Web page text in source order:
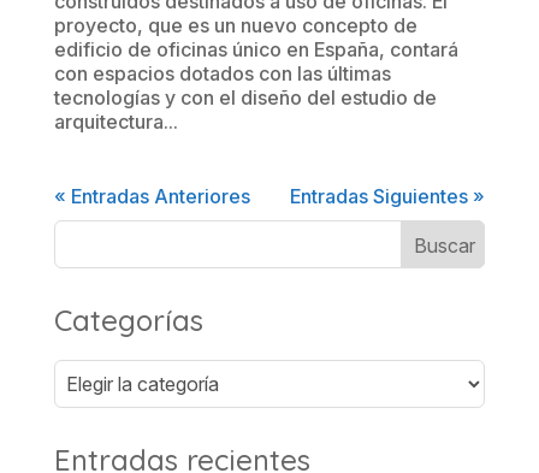
proyecto, que es un nuevo concepto de
edificio de oficinas único en España, contará
con espacios dotados con las últimas
tecnologías y con el diseño del estudio de
arquitectura...
« Entradas Anteriores Entradas Siguientes »
Categorías
Categorías
Entradas recientes